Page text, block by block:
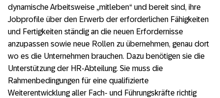
dynamische Arbeitsweise „mitleben“ und bereit sind, ihre
Jobprofile über den Erwerb der erforderlichen Fähigkeiten
und Fertigkeiten ständig an die neuen Erfordernisse
anzupassen sowie neue Rollen zu übernehmen, genau dort
wo es die Unternehmen brauchen. Dazu benötigen sie die
Unterstützung der HR-Abteilung. Sie muss die
Rahmenbedingungen für eine qualifizierte
Weiterentwicklung aller Fach- und Führungskräfte richtig